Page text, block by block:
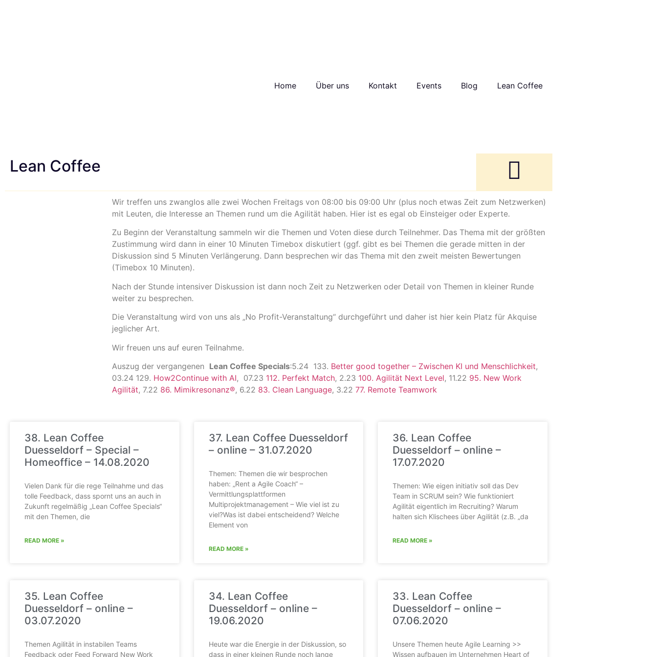
Home Über uns Kontakt Events Blog Lean Coffee
Lean Coffee
Wir treffen uns zwanglos alle zwei Wochen Freitags von 08:00 bis 09:00 Uhr (plus noch etwas Zeit zum Netzwerken)
mit Leuten, die Interesse an Themen rund um die Agilität haben. Hier ist es egal ob Einsteiger oder Experte.
Zu Beginn der Veranstaltung sammeln wir die Themen und Voten diese durch Teilnehmer. Das Thema mit der größten
Zustimmung wird dann in einer 10 Minuten Timebox diskutiert (ggf. gibt es bei Themen die gerade mitten in der
Diskussion sind 5 Minuten Verlängerung. Dann besprechen wir das Thema mit den zweit meisten Bewertungen
(Timebox 10 Minuten).
Nach der Stunde intensiver Diskussion ist dann noch Zeit zu Netzwerken oder Detail von Themen in kleiner Runde
weiter zu besprechen.
Die Veranstaltung wird von uns als „No Profit-Veranstaltung“ durchgeführt und daher ist hier kein Platz für Akquise
jeglicher Art.
Wir freuen uns auf euren Teilnahme.
Auszug der vergangenen Lean Coffee Specials:5.24 133. Better good together – Zwischen KI und Menschlichkeit,
03.24 129. How2Continue with AI, 07.23 112. Perfekt Match, 2.23 100. Agilität Next Level, 11.22 95. New Work
Agilität, 7.22 86. Mimikresonanz®, 6.22 83. Clean Language, 3.22 77. Remote Teamwork
38. Lean Coffee
Duesseldorf – Special –
Homeoffice – 14.08.2020
Vielen Dank für die rege Teilnahme und das
tolle Feedback, dass spornt uns an auch in
Zukunft regelmäßig „Lean Coffee Specials“
mit den Themen, die
READ MORE »
37. Lean Coffee Duesseldorf
– online – 31.07.2020
Themen: Themen die wir besprochen
haben: „Rent a Agile Coach“ –
Vermittlungsplattformen
Multiprojektmanagement – Wie viel ist zu
viel?Was ist dabei entscheidend? Welche
Element von
READ MORE »
36. Lean Coffee
Duesseldorf – online –
17.07.2020
Themen: Wie eigen initiativ soll das Dev
Team in SCRUM sein? Wie funktioniert
Agilität eigentlich im Recruiting? Warum
halten sich Klischees über Agilität (z.B. „da
READ MORE »
35. Lean Coffee
Duesseldorf – online –
03.07.2020
Themen Agilität in instabilen Teams
Feedback oder Feed Forward New Work
34. Lean Coffee
Duesseldorf – online –
19.06.2020
Heute war die Energie in der Diskussion, so
dass in einer kleinen Runde noch lange
33. Lean Coffee
Duesseldorf – online –
07.06.2020
Unsere Themen heute Agile Learning >>
Wissen aufbauen im Unternehmen Heart of